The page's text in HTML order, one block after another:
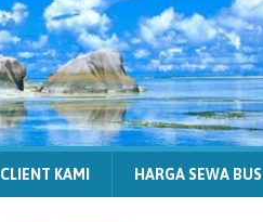
CLIENT KAMI HARGA SEWA BUS